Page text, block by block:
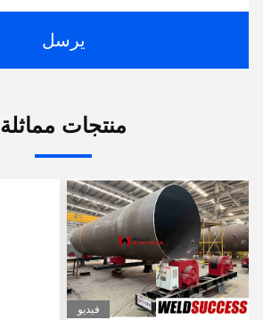
يرسل
منتجات مماثلة
فيديو